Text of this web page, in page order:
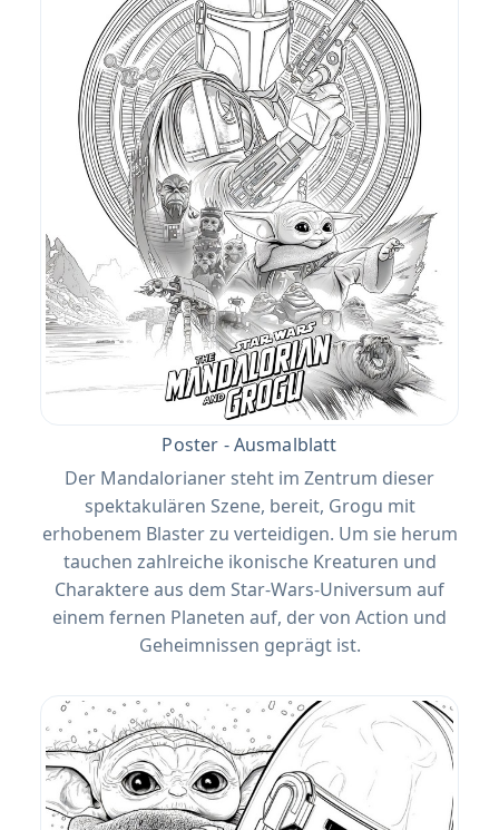
Poster - Ausmalblatt
Der Mandalorianer steht im Zentrum dieser
spektakulären Szene, bereit, Grogu mit
erhobenem Blaster zu verteidigen. Um sie herum
tauchen zahlreiche ikonische Kreaturen und
Charaktere aus dem Star-Wars-Universum auf
einem fernen Planeten auf, der von Action und
Geheimnissen geprägt ist.